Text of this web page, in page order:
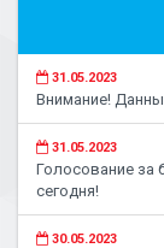
31.05.2023
Внимание!
31.05.2023
Голосование за
сегодня!
30.05.2023